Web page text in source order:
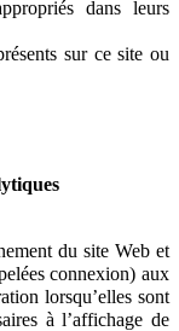
dans leurs
sur ce site ou
du site Web et
connexion) aux
lorsqu’elles sont
à l’affichage de